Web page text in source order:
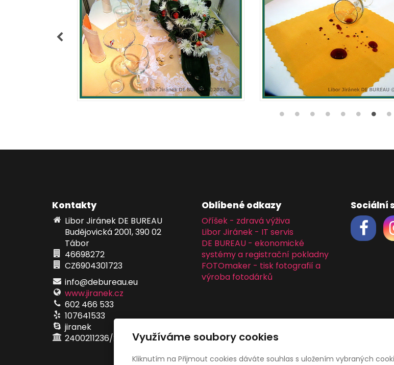
Kontakty
Libor Jiránek DE BUREAU
Budějovická 2001, 390 02
Tábor
46698272
CZ6904301723
info@debureau.eu
www.jiranek.cz
602 466 533
107641533
jiranek
2400211236/2010
Oblíbené odkazy
Oříšek - zdravá výživa
Libor Jiránek - IT servis
DE BUREAU - ekonomické
systémy a registrační pokladny
FOTOmaker - tisk fotografií a
výroba fotodárků
Sociální
Využíváme soubory cookies
Kliknutím na Přijmout cookies dáváte souhlas s uložením vybraných